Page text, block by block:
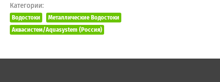
Категории:
Водостоки
Металлические Водостоки
Аквасистем/Aquasystem (Россия)